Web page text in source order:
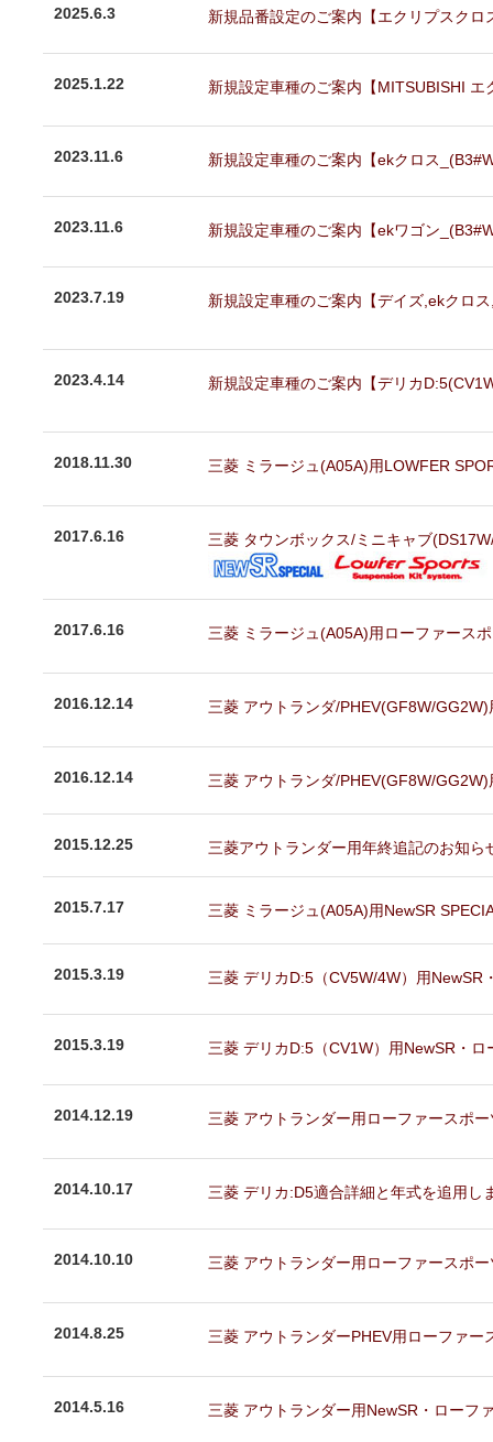
2025.6.3 新規品番設定のご案内【エクリプスク
2025.1.22 新規設定車種のご案内【MITSUBISHI
2023.11.6 新規設定車種のご案内【ekクロス
2023.11.6 新規設定車種のご案内【ekワゴン
2023.7.19 新規設定車種のご案内【デイズ,ekクロ
2023.4.14 新規設定車種のご案内【デリカ
2018.11.30 三菱 ミラージュ(A05A)用LOWFER
2017.6.16 三菱 タウンボックス/ミニキャブ
2017.6.16 三菱 ミラージュ(A05A)用ローファース
2016.12.14 三菱 アウトランダ/PHEV(GF8W/
2016.12.14 三菱 アウトランダ/PHEV(GF8W/
2015.12.25 三菱アウトランダー用年終追記のお知
2015.7.17 三菱 ミラージュ(A05A)用NewSR
2015.3.19 三菱 デリカD:5（CV5W/4W）用
2015.3.19 三菱 デリカD:5（CV1W）用NewSR・
2014.12.19 三菱 アウトランダー用ローファースポ
2014.10.17 三菱 デリカ:D5適合詳細と年式を追用し
2014.10.10 三菱 アウトランダー用ローファースポ
2014.8.25 三菱 アウトランダーPHEV用ローファ
2014.5.16 三菱 アウトランダー用NewSR・ローフ